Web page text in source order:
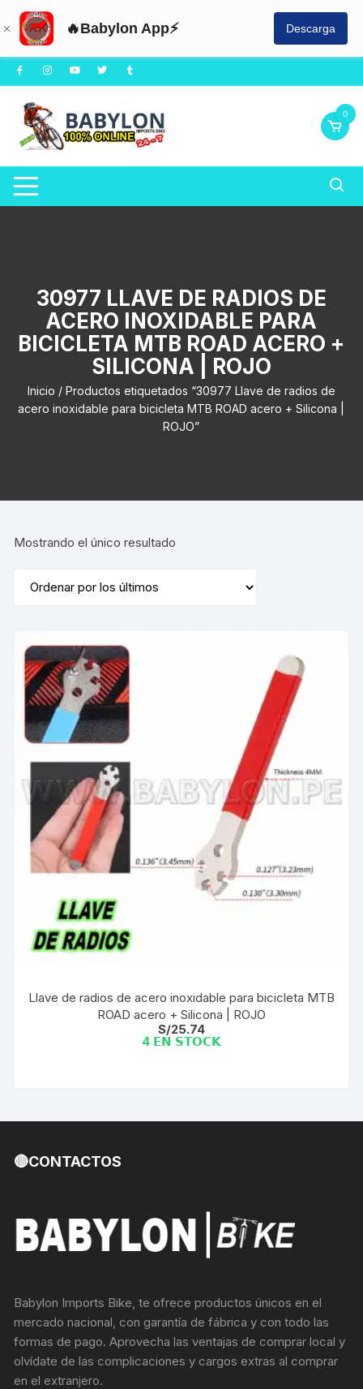
🔥Babylon App⚡ Descarga
Saltar
al
contenido
0
30977 LLAVE DE RADIOS DE
ACERO INOXIDABLE PARA
BICICLETA MTB ROAD ACERO +
SILICONA | ROJO
Inicio / Productos etiquetados “30977 Llave de radios de
acero inoxidable para bicicleta MTB ROAD acero + Silicona |
ROJO”
Mostrando el único resultado
Llave de radios de acero inoxidable para bicicleta MTB
ROAD acero + Silicona | ROJO
S/25.74
4 𝗘𝗡 𝗦𝗧𝗢𝗖𝗞
🔴CONTACTOS
Babylon Imports Bike, te ofrece productos únicos en el
mercado nacional, con garantía de fábrica y con todo las
formas de pago. Aprovecha las ventajas de comprar local y
olvídate de las complicaciones y cargos extras al comprar
en el extranjero.